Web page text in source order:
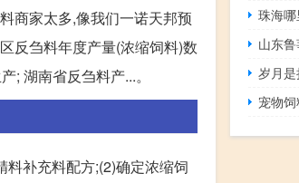
商家太多,像我们一诺天邦预
反刍料年度产量(浓缩饲料)数
; 湖南省反刍料产...。
补充料配方;(2)确定浓缩饲
珠海
山东
岁月
宠物